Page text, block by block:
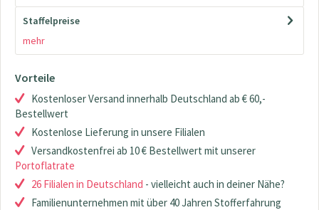
Staffelpreise
mehr
Vorteile
Kostenloser Versand innerhalb Deutschland ab € 60,-
Bestellwert
Kostenlose Lieferung in unsere Filialen
Versandkostenfrei ab 10 € Bestellwert mit unserer
Portoflatrate
26 Filialen in Deutschland - vielleicht auch in deiner Nähe?
Familienunternehmen mit über 40 Jahren Stofferfahrung